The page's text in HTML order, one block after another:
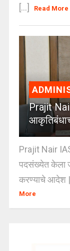
[...]
Read More
Prajit
Prajit Nair
पदसंख्येत केला
करण्याचे आदेश |
More